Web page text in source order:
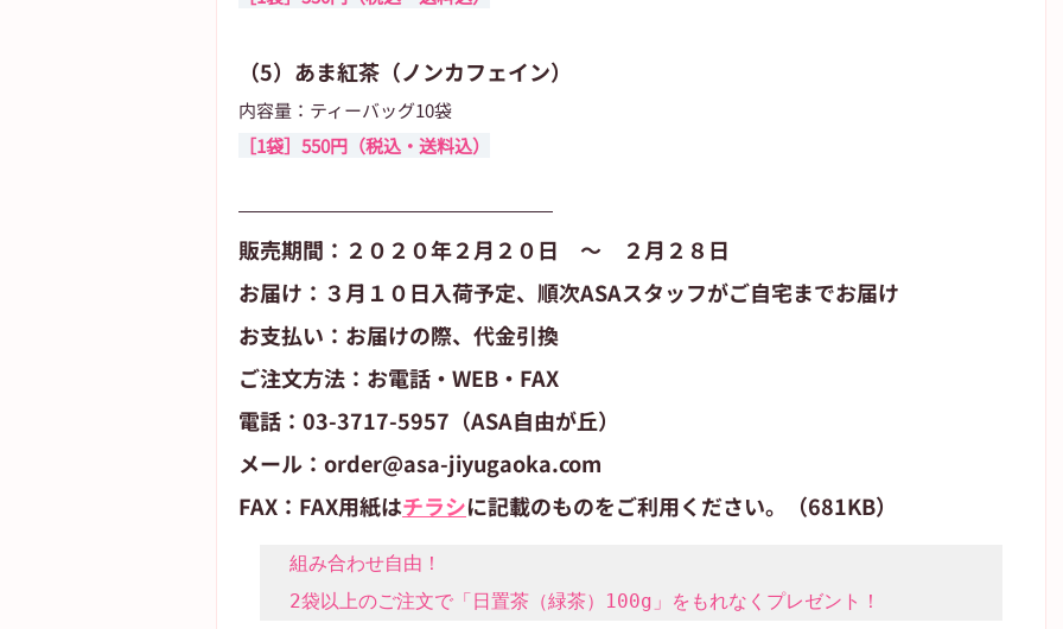
（5）あま紅茶（ノンカフェイン）
内容量：ティーバッグ10袋
［1袋］550円（税込・送料込）
販売期間：２０２０年２月２０日　～　２月２８日
お届け：３月１０日入荷予定、順次ASAスタッフがご自宅までお届け
お支払い：お届けの際、代金引換
ご注文方法：お電話・WEB・FAX
電話：03-3717-5957（ASA自由が丘）
メール：order@asa-jiyugaoka.com
FAX：FAX用紙はチラシに記載のものをご利用ください。（681KB）
組み合わせ自由！
2袋以上のご注文で「日置茶（緑茶）100g」をもれなくプレゼント！